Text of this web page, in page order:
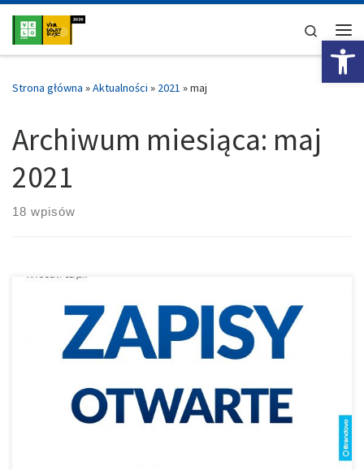
Przejdź do treści
Search
Strona główna »Aktualności » 2021 »maj
Archiwum miesiąca: maj
2021
18 wpisów
Zapraszamy do zapisywania się na GP Doliny Baryczy – Żmigród –
zostanie rozegrany wyścig dla dzieci PKO Ubezpieczenia Junior
Race Zapisy dzieci –> strefa expo namiot PKO Ubezpieczenia